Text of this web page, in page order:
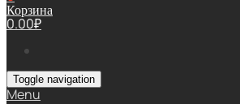
Корзина
0.00₽
Toggle navigation
Menu